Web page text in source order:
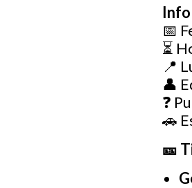
📅
⏳
📍
👤
❓
🚗
🎫